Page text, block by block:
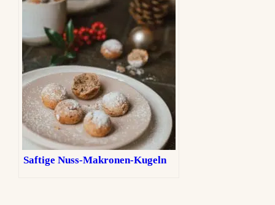
Saftige Nuss-Makronen-Kugeln